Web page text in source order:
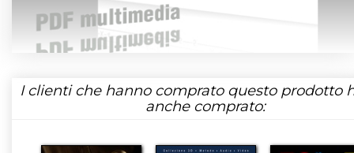
I clienti che hanno comprato questo prodotto
anche comprato: